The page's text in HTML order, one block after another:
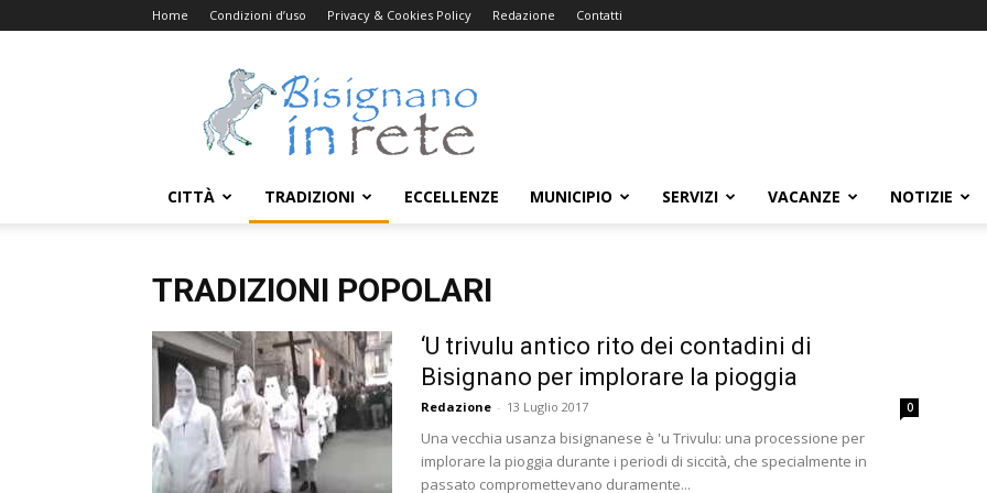
Home Condizioni d’uso Privacy & Cookies Policy Redazione Contatti
Bisignanoinrete.com
CITTÀ TRADIZIONI ECCELLENZE MUNICIPIO SERVIZI VACANZE NOTIZIE
TRADIZIONI POPOLARI
‘U trivulu antico rito dei contadini di
Bisignano per implorare la pioggia
Redazione - 13 Luglio 2017 0
Una vecchia usanza bisignanese è 'u Trivulu: una processione per
implorare la pioggia durante i periodi di siccità, che specialmente in
passato compromettevano duramente...